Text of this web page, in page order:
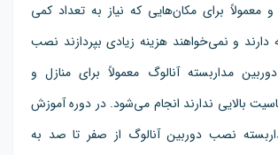
معمولاً برای مکان‌هایی که نیاز به تعداد کمی
دارند و نمی‌خواهند هزینه زیادی بپردازند نصب
مداربسته آنالوگ معمولاً برای منازل و
بالایی ندارند انجام می‌شود. در دوره آموزش
نصب دوربین آنالوگ از صفر تا صد به